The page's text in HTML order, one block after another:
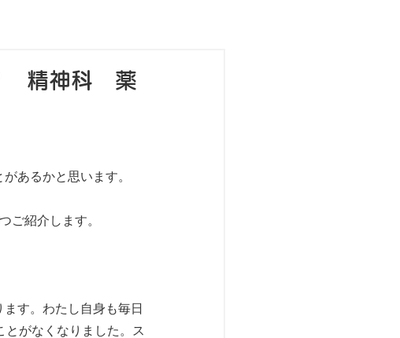
？ 精神科 薬
あるかと思います。
ご紹介します。
す。わたし自身も毎日
がなくなりました。ス